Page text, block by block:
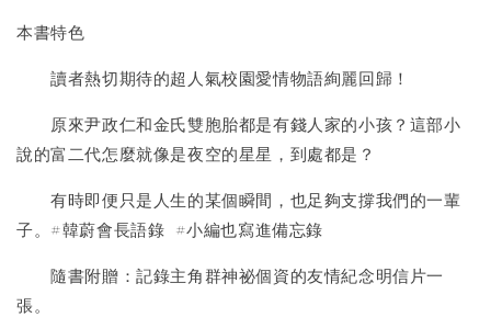
本書特色
讀者熱切期待的超人氣校園愛情物語絢麗回歸！
原來尹政仁和金氏雙胞胎都是有錢人家的小孩？這部小
說的富二代怎麼就像是夜空的星星，到處都是？
有時即便只是人生的某個瞬間，也足夠支撐我們的一輩
子。#韓蔚會長語錄 #小編也寫進備忘錄
隨書附贈：記錄主角群神祕個資的友情紀念明信片一
張。